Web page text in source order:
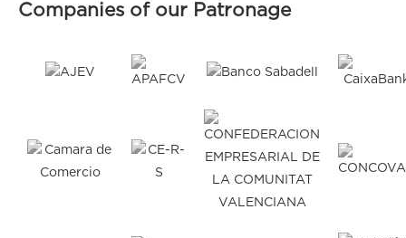
Companies of our Patronage